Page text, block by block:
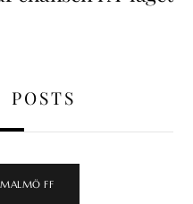
POSTS
MALMÖ FF